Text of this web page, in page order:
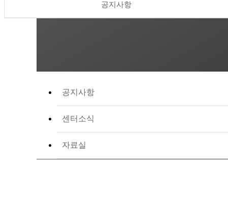
공지사항
공지사항
센터소식
자료실